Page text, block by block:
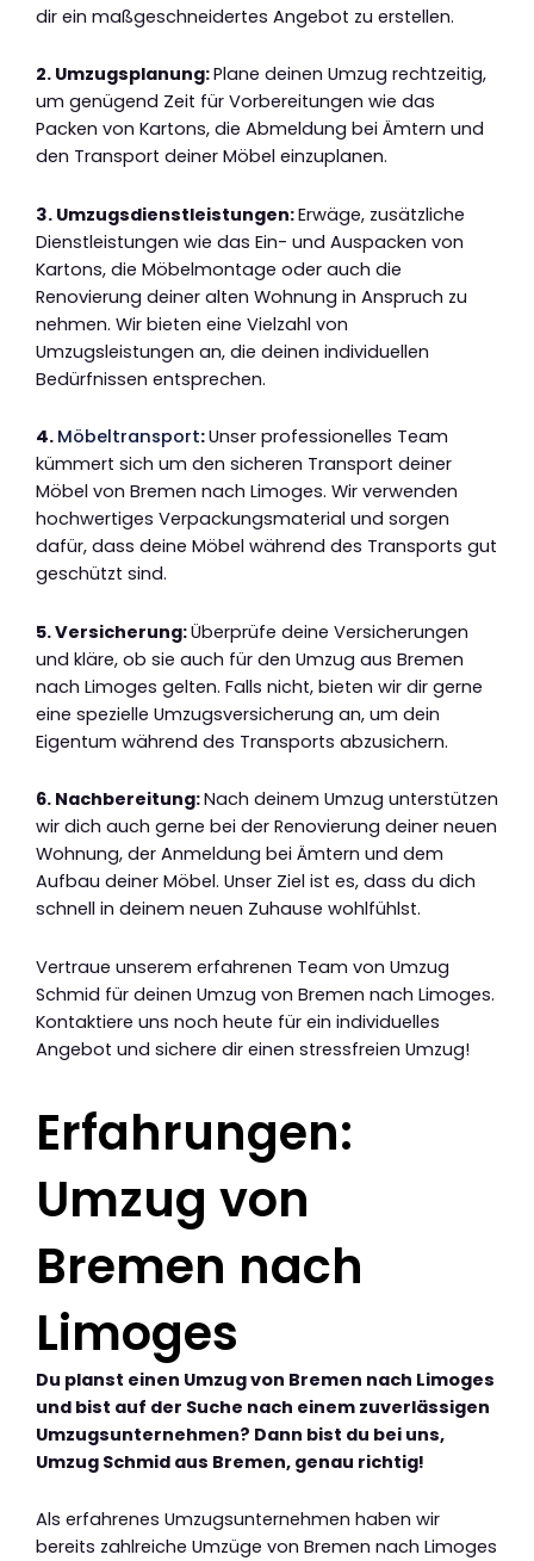
dir ein maßgeschneidertes Angebot zu erstellen.
2. Umzugsplanung:Plane deinen Umzug rechtzeitig,
um genügend Zeit für Vorbereitungen wie das
Packen von Kartons, die Abmeldung bei Ämtern und
den Transport deiner Möbel einzuplanen.
3. Umzugsdienstleistungen:Erwäge, zusätzliche
Dienstleistungen wie das Ein- und Auspacken von
Kartons, die Möbelmontage oder auch die
Renovierung deiner alten Wohnung in Anspruch zu
nehmen. Wir bieten eine Vielzahl von
Umzugsleistungen an, die deinen individuellen
Bedürfnissen entsprechen.
4. Möbeltransport:Unser professionelles Team
kümmert sich um den sicheren Transport deiner
Möbel von Bremen nach Limoges. Wir verwenden
hochwertiges Verpackungsmaterial und sorgen
dafür, dass deine Möbel während des Transports gut
geschützt sind.
5. Versicherung:Überprüfe deine Versicherungen
und kläre, ob sie auch für den Umzug aus Bremen
nach Limoges gelten. Falls nicht, bieten wir dir gerne
eine spezielle Umzugsversicherung an, um dein
Eigentum während des Transports abzusichern.
6. Nachbereitung:Nach deinem Umzug unterstützen
wir dich auch gerne bei der Renovierung deiner neuen
Wohnung, der Anmeldung bei Ämtern und dem
Aufbau deiner Möbel. Unser Ziel ist es, dass du dich
schnell in deinem neuen Zuhause wohlfühlst.
Vertraue unserem erfahrenen Team von Umzug
Schmid für deinen Umzug von Bremen nach Limoges.
Kontaktiere uns noch heute für ein individuelles
Angebot und sichere dir einen stressfreien Umzug!
Erfahrungen:
Umzug von
Bremen nach
Limoges
Du planst einen Umzug von Bremen nach Limoges
und bist auf der Suche nach einem zuverlässigen
Umzugsunternehmen? Dann bist du bei uns,
Umzug Schmid aus Bremen, genau richtig!
Als erfahrenes Umzugsunternehmen haben wir
bereits zahlreiche Umzüge von Bremen nach Limoges